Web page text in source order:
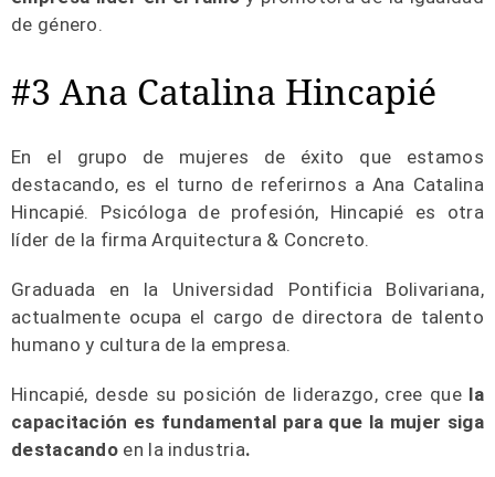
de género.
#3 Ana Catalina Hincapié
En el grupo de mujeres de éxito que estamos
destacando, es el turno de referirnos a Ana Catalina
Hincapié. Psicóloga de profesión, Hincapié es otra
líder de la firma Arquitectura & Concreto.
Graduada en la Universidad Pontificia Bolivariana,
actualmente ocupa el cargo de directora de talento
humano y cultura de la empresa.
Hincapié, desde su posición de liderazgo, cree que la
capacitación es fundamental para que la mujer siga
destacando en la industria.